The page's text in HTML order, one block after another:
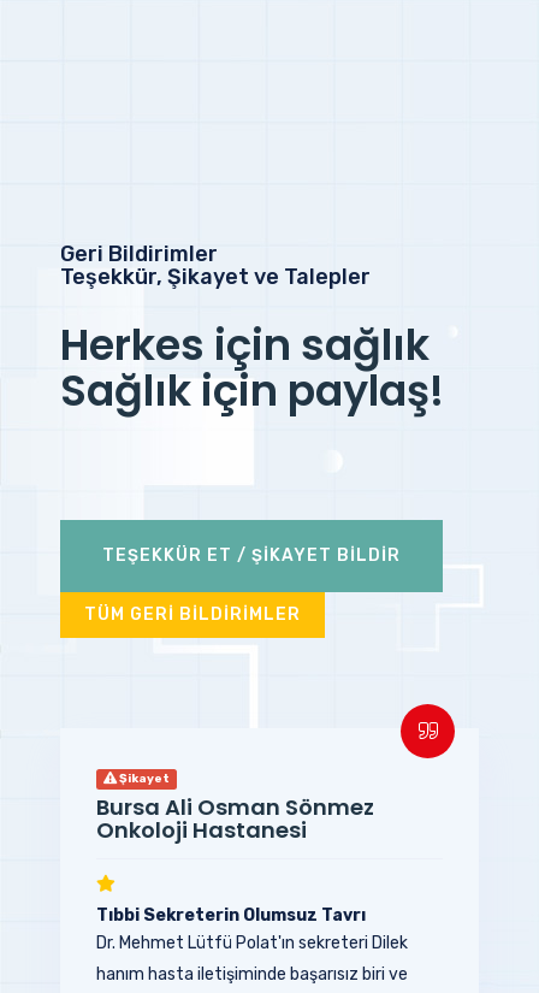
Geri Bildirimler
Teşekkür, Şikayet ve Talepler
Herkes için sağlık
Sağlık için paylaş!
TEŞEKKÜR ET / ŞİKAYET BİLDİR
TÜM GERİ BİLDİRİMLER
Şikayet
Bursa Ali Osman Sönmez
Onkoloji Hastanesi
Tıbbi Sekreterin Olumsuz Tavrı
Dr. Mehmet Lütfü Polat'ın sekreteri Dilek
hanım hasta iletişiminde başarısız biri ve